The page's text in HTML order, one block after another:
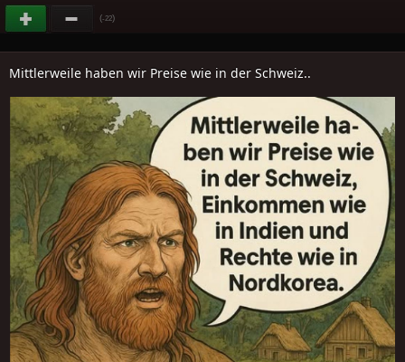
(-22)
Mittlerweile haben wir Preise wie in der Schweiz..